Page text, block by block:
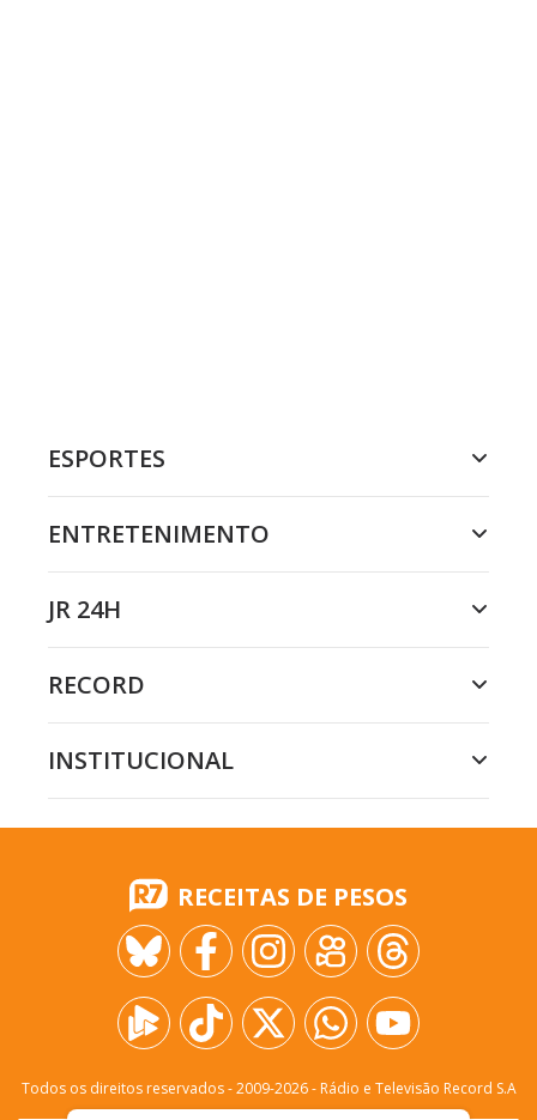
ESPORTES
ENTRETENIMENTO
JR 24H
RECORD
INSTITUCIONAL
RECEITAS DE PESOS
Todos os direitos reservados - 2009-2026- Rádio e Televisão Record S.A